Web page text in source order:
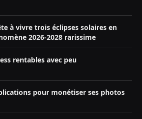
à vivre trois éclipses solaires en
2026-2028 rarissime
rentables avec peu
pour monétiser ses photos